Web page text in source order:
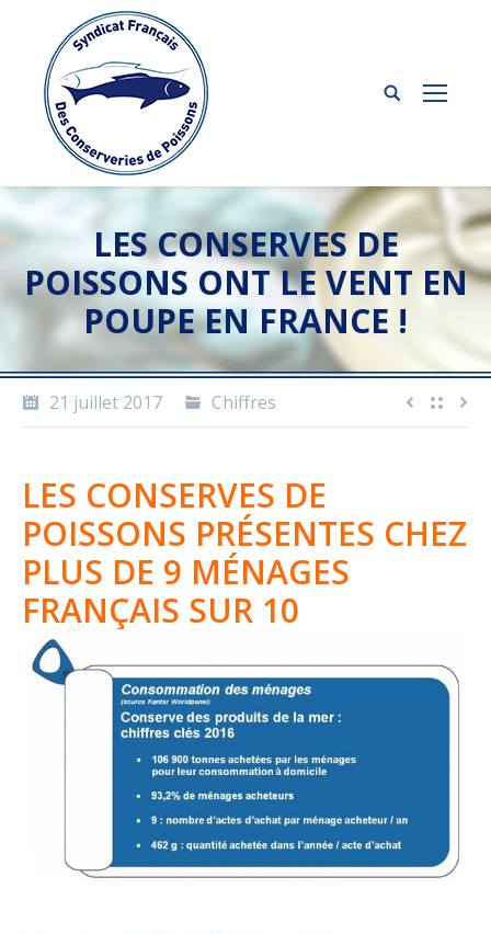
LES CONSERVES DE
POISSONS ONT LE VENT EN
POUPE EN FRANCE !
21 juillet 2017 Chiffres
LES CONSERVES DE
POISSONS PRÉSENTES CHEZ
PLUS DE 9 MÉNAGES
FRANÇAIS SUR 10